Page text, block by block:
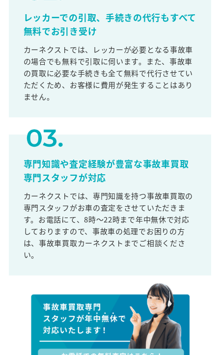
レッカーでの引取、手続きの代行もすべて
無料でお引き受け
カーネクストでは、レッカーが必要となる事故車
の場合でも無料で引取に伺います。また、事故車
の買取に必要な手続きも全て無料で代行させてい
ただくため、お客様に費用が発生することはあり
ません。
専門知識や査定経験が豊富な事故車買取
専門スタッフが対応
カーネクストでは、専門知識を持つ事故車買取の
専門スタッフがお車の査定をさせていただきま
す。お電話にて、8時～22時まで年中無休で対応
しておりますので、事故車の処理でお困りの方
は、事故車買取カーネクストまでご相談くださ
い。